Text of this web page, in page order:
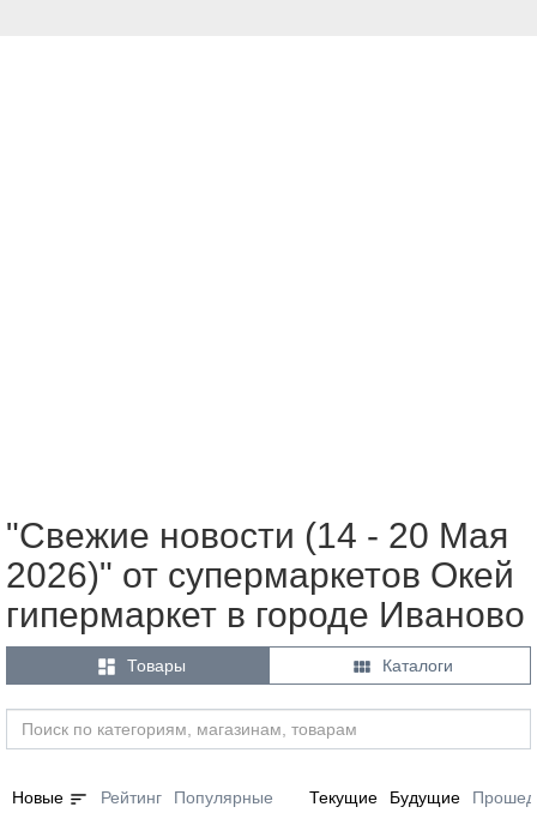
"Свежие новости (14 - 20 Мая
2026)" от супермаркетов Окей
гипермаркет в городе Иваново
 Товары  Каталоги
Новые sort Рейтинг Популярные Текущие Будущие